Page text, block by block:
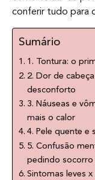
conferir tudo para
Sumário
1. Tontura: o
2. Dor de
desconforto
3. Náuseas e
mais o calor
4. Pele quente e
5. Confusão
pedindo socorro
Sintomas leves